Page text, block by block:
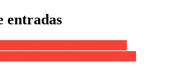
entradas